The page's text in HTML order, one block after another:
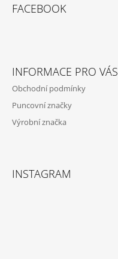
FACEBOOK
INFORMACE PRO VÁS
Obchodní podmínky
Puncovní značky
Výrobní značka
INSTAGRAM